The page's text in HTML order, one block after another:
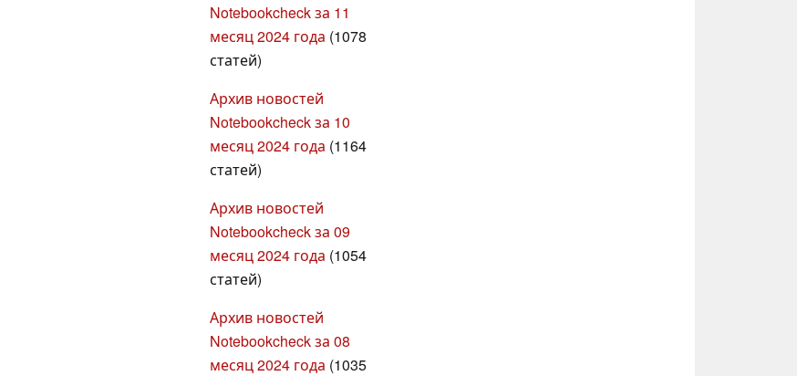
Notebookcheck за 11
месяц 2024 года (1078
статей)
Архив новостей
Notebookcheck за 10
месяц 2024 года (1164
статей)
Архив новостей
Notebookcheck за 09
месяц 2024 года (1054
статей)
Архив новостей
Notebookcheck за 08
месяц 2024 года (1035